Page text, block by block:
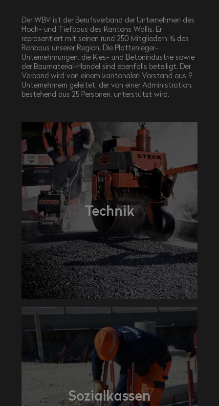
Der WBV ist der Berufsverband der Unternehmen des
Hoch- und Tiefbaus des Kantons Wallis. Er
repräsentiert mit seinen rund 250 Mitgliedern ¾ des
Rohbaus unserer Region. Die Plattenleger-
Unternehmungen, die Kies- und Betonindustrie sowie
der Baumaterial-Handel sind ebenfalls beteiligt. Der
Verband wird von einem kantonalen Vorstand aus 9
Unternehmern geleitet, der von einer Administration,
bestehend aus 25 Personen, unterstützt wird.
Technik
Sozialkassen